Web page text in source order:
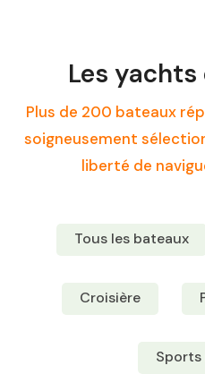
Les
Plus de 200 bateaux
soigneusement
liberté de
Tous les bateaux
Croisière